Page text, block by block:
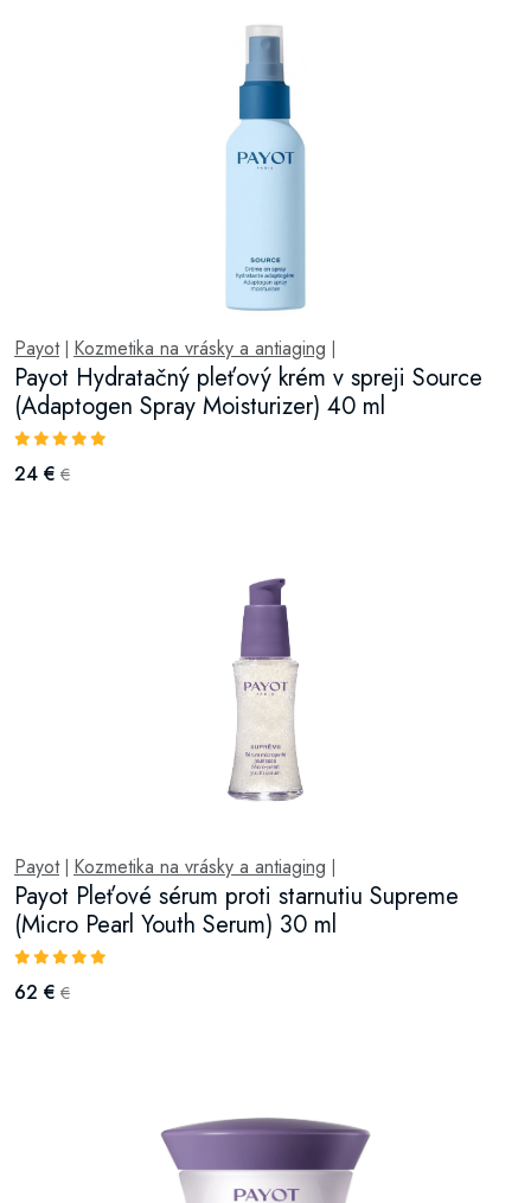
Payot| Kozmetika na vrásky a antiaging
Payot Hydratačný pleťový krém v spreji Source
(Adaptogen Spray Moisturizer) 40 ml
24 € €
Payot| Kozmetika na vrásky a antiaging
Payot Pleťové sérum proti starnutiu Supreme
(Micro Pearl Youth Serum) 30 ml
62 € €